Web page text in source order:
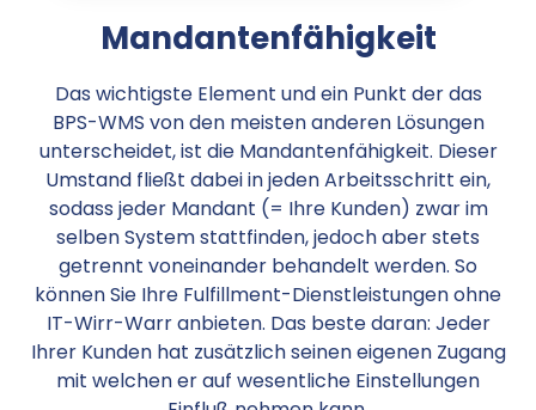
Mandantenfähigkeit
Das wichtigste Element und ein Punkt der das
BPS-WMS von den meisten anderen Lösungen
unterscheidet, ist die Mandantenfähigkeit. Dieser
Umstand fließt dabei in jeden Arbeitsschritt ein,
sodass jeder Mandant (= Ihre Kunden) zwar im
selben System stattfinden, jedoch aber stets
getrennt voneinander behandelt werden. So
können Sie Ihre Fulfillment-Dienstleistungen ohne
IT-Wirr-Warr anbieten. Das beste daran: Jeder
Ihrer Kunden hat zusätzlich seinen eigenen Zugang
mit welchen er auf wesentliche Einstellungen